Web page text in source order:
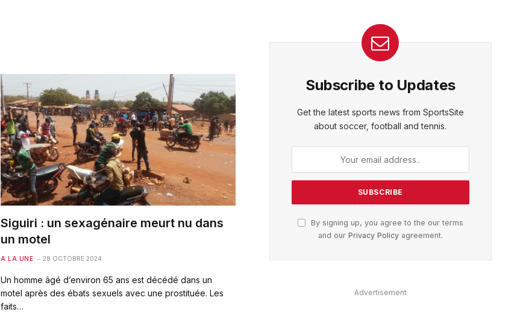
Siguiri : un sexagénaire meurt nu dans
un motel
A LA UNE 28 OCTOBRE 2024
Un homme âgé d’environ 65 ans est décédé dans un
motel après des ébats sexuels avec une prostituée. Les
faits…
Subscribe to Updates
Get the latest sports news from SportsSite
about soccer, football and tennis.
By signing up, you agree to the our terms
and our Privacy Policyagreement.
Advertisement